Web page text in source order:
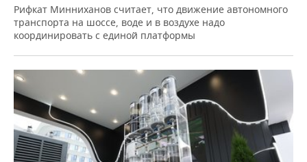
Рифкат Минниханов считает, что движение автономного
транспорта на шоссе, воде и в воздухе надо
координировать с единой платформы